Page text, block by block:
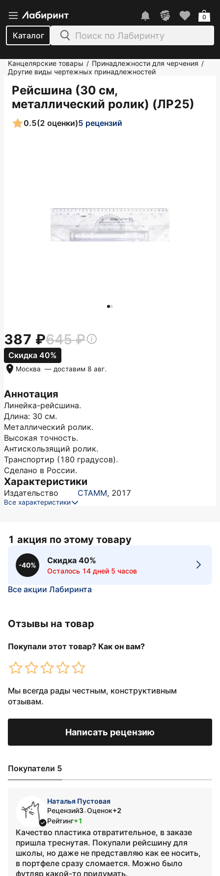
Каталог
0
Канцелярские товары / Принадлежности для черчения /
Другие виды чертежных принадлежностей
Рейсшина (30 см,
металлический ролик) (ЛР25)
0.5(2 оценки)5 рецензий
Аннотация
Линейка-рейсшина.
Длина: 30 см.
Металлический ролик.
Высокая точность.
Антискользящий ролик.
Транспортир (180 градусов).
Сделано в России.
Характеристики
Издательство СТАММ, 2017
Все характеристики
387 645
Скидка 40%
Москва — доставим 8 авг.
1 акция по этому товару
-40%
Скидка 40%
Осталось 14 дней 5 часов
Все акции Лабиринта
Отзывы на товар
Покупали этот товар? Как он вам?
Мы всегда рады честным, конструктивным
отзывам.
Написать рецензию
Покупатели 5
Наталья Пустовая
Рецензий3•Оценок+2
Рейтинг+1
Качество пластика отвратительное, в заказе
пришла треснутая. Покупали рейсшину для
школы, но даже не представляю как ее носить,
в портфеле сразу сломается. Можно было
футляр какой-то придумать.